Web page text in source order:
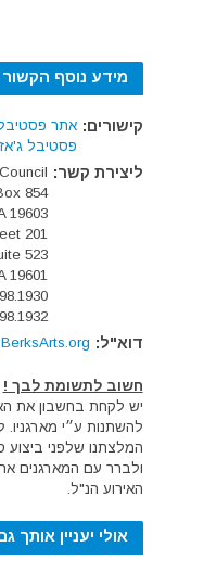
מידע נוסף הקשור
קישורים: אתר
פסטיבל
ליצירת קשר:
854
19603
201 Washington Street
523
19601
דוא"ל:
חשוב לתשומת לבך !
יש לקחת בחשבון את
להשתנות ע״י מארגניו.
המלצתנו שלפני ביצוע
ולברר עם המארגנים
האירוע הנ"ל.
אולי יעניין אותך